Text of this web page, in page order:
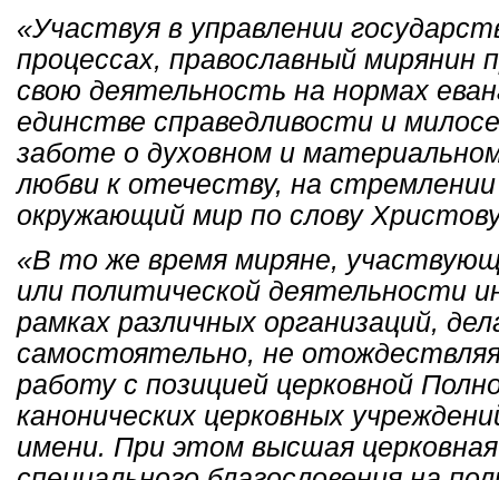
«Участвуя в управлении
процессах, православный мирянин
свою деятельность на нормах
единстве справедливости и
заботе о духовном и
любви к отечеству, на
окружающий мир по слову
«В то же время миряне,
или политической деятельности
рамках различных организаций,
самостоятельно, не
работу с позицией церковной
канонических церковных
имени. При этом высшая